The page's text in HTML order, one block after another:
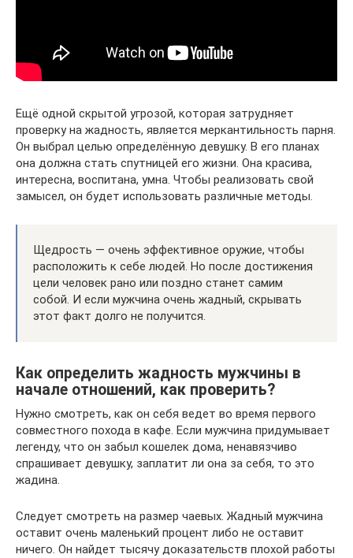
Ещё одной скрытой угрозой, которая затрудняет
проверку на жадность, является меркантильность парня.
Он выбрал целью определённую девушку. В его планах
она должна стать спутницей его жизни. Она красива,
интересна, воспитана, умна. Чтобы реализовать свой
замысел, он будет использовать различные методы.
Щедрость — очень эффективное оружие, чтобы
расположить к себе людей. Но после достижения
цели человек рано или поздно станет самим
собой. И если мужчина очень жадный, скрывать
этот факт долго не получится.
Как определить жадность мужчины в
начале отношений, как проверить?
Нужно смотреть, как он себя ведет во время первого
совместного похода в кафе. Если мужчина придумывает
легенду, что он забыл кошелек дома, ненавязчиво
спрашивает девушку, заплатит ли она за себя, то это
жадина.
Следует смотреть на размер чаевых. Жадный мужчина
оставит очень маленький процент либо не оставит
ничего. Он найдет тысячу доказательств плохой работы